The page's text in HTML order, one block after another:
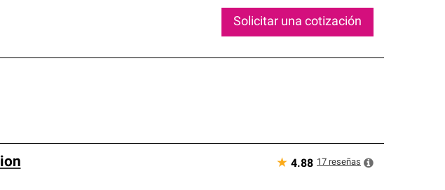
Solicitar una cotización
★ 4.88 17 reseñas